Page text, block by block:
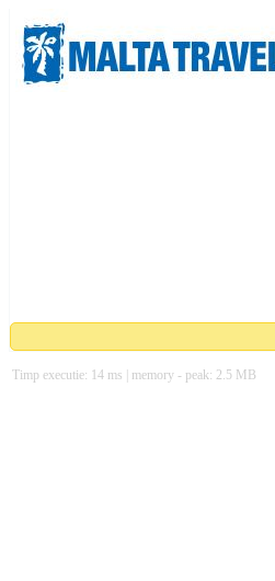
Timp executie: 14 ms | memory - peak: 2.5 MB